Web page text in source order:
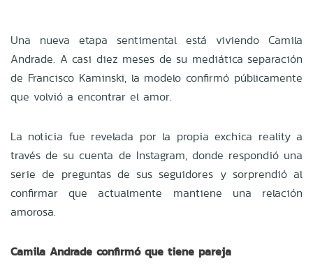
Una nueva etapa sentimental está viviendo Camila
Andrade. A casi diez meses de su mediática separación
de Francisco Kaminski, la modelo confirmó públicamente
que volvió a encontrar el amor.
La noticia fue revelada por la propia exchica reality a
través de su cuenta de Instagram, donde respondió una
serie de preguntas de sus seguidores y sorprendió al
confirmar que actualmente mantiene una relación
amorosa.
Camila Andrade confirmó que tiene pareja